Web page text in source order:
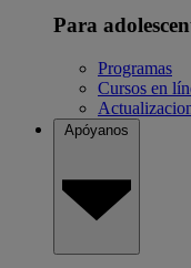
Para
Programas
Cursos en
Apóyanos